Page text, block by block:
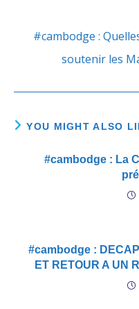
#cambodge :
soutenir les
YOU MIGHT ALSO
#cambodge : La
#cambodge :
ET RETOUR A UN